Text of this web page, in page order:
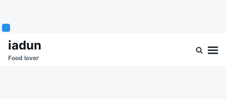
SkipSearch
for:
iadun
Food lover